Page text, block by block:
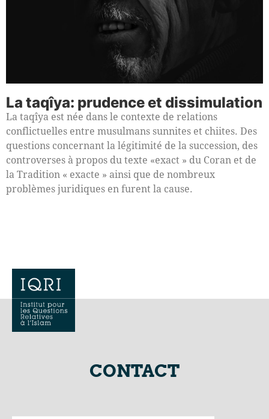
La taqîya: prudence et dissimulation
La taqîya est née dans le contexte de relations
conflictuelles entre musulmans sunnites et chiites. Des
questions concernant la légitimité de la succession, des
controverses à propos du texte «exact » du Coran et de
la Tradition « exacte » ainsi que de nombreux
problèmes juridiques en furent la cause.
CONTACT